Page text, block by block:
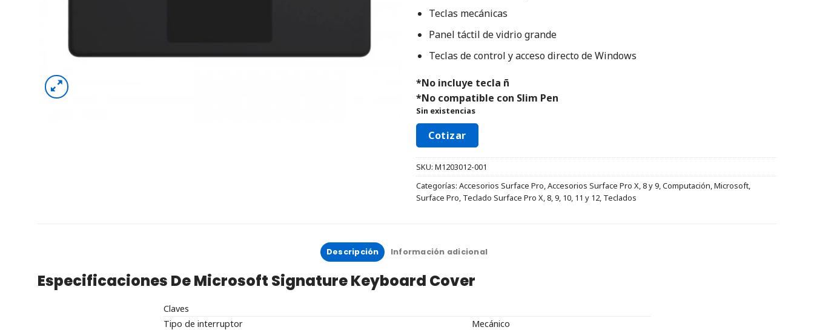
‎Teclas mecánicas‎
‎Panel táctil de vidrio grande‎
‎Teclas de control y acceso directo de Windows
*No incluye tecla ñ
*No compatible con Slim Pen
Sin existencias
Cotizar
SKU: M1203012-001
Categorías: Accesorios Surface Pro,Accesorios Surface Pro X, 8 y 9,Computación,Microsoft,
Surface Pro, Teclado Surface Pro X, 8, 9, 10, 11 y 12, Teclados
Descripción Información adicional
Especificaciones De Microsoft Signature Keyboard Cover
Claves
Tipo de interruptor
Mecánico